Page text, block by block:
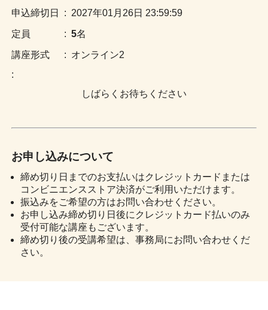
: 2027年01月26日 23:59:59
: 5名
: オンライン2
:
しばらくお待ちください
お申し込みについて
締め切り日までのお支払いはクレジットカードまたは
コンビニエンスストア決済がご利用いただけます。
振込みをご希望の方はお問い合わせください。
お申し込み締め切り日後にクレジットカード払いのみ
受付可能な講座もございます。
締め切り後の受講希望は、事務局にお問い合わせくだ
さい。